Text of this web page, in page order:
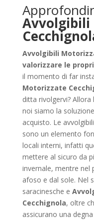
Avvolgibili
Avvolgibili
valorizzare le
il momento di far
Motorizzate
ditta rivolgervi?
noi siamo la
acquisto. Le
sono un elemento
locali interni, infatti
mettere al sicuro da
invernale, mentre nel
afoso e dal sole. Nel
saracinesche e
Cecchignola, oltre
assicurano una